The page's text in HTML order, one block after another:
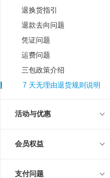
退换货指引
退款去向问题
凭证问题
运费问题
三包政策介绍
7 天无理由退货规则说明
活动与优惠
会员权益
支付问题